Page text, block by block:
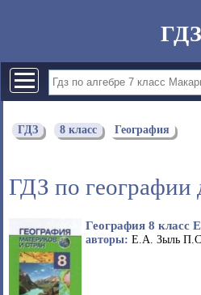
ГДЗ
ГДЗ 8 класс География
ГДЗ по географии
География 8 класс
авторы: Е.А. Зыль